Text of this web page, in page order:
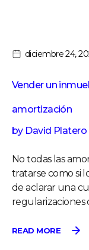
diciembre 24,
Vender un
amortización
by David Platero
No todas las
tratarse como si
de aclarar una
regularizaciones
READ MORE